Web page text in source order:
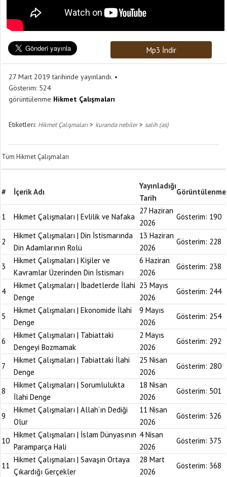
Mp3 İndir
27 Mart 2019 tarihinde yayınlandı.
Gösterim: 524
görüntülenme Hikmet Çalışmaları
Etiketleri: Hikmet Çalışmaları> kuranda nebiler> salih (as)
Tüm Hikmet Çalışmaları
# İçerik Adı
Yayınladığı
Tarih
Görüntülenme
1 Hikmet Çalışmaları | Evlilik ve Nafaka
27 Haziran
2026
Gösterim: 190
2
Hikmet Çalışmaları | Din İstismarında
Din Adamlarının Rolü
13 Haziran
2026
Gösterim: 228
3
Hikmet Çalışmaları | Kişiler ve
Kavramlar Üzerinden Din İstismarı
6 Haziran
2026
Gösterim: 238
4
Hikmet Çalışmaları | İbadetlerde İlahi
Denge
23 Mayıs
2026
Gösterim: 244
5
Hikmet Çalışmaları | Ekonomide İlahi
Denge
9 Mayıs
2026
Gösterim: 254
6
Hikmet Çalışmaları | Tabiattaki
Dengeyi Bozmamak
2 Mayıs
2026
Gösterim: 292
7
Hikmet Çalışmaları | Tabiattaki İlahi
Denge
25 Nisan
2026
Gösterim: 280
8
Hikmet Çalışmaları | Sorumlulukta
İlahi Denge
18 Nisan
2026
Gösterim: 501
9
Hikmet Çalışmaları | Allah’ın Dediği
Olur
11 Nisan
2026
Gösterim: 326
10
Hikmet Çalışmaları | İslam Dünyasının
Paramparça Hali
4 Nisan
2026
Gösterim: 375
11
Hikmet Çalışmaları | Savaşın Ortaya
Çıkardığı Gerçekler
28 Mart
2026
Gösterim: 368